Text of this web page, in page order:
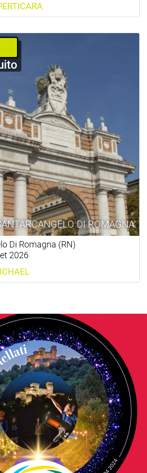
DI ROMAGNA
Di Romagna (RN)
2026